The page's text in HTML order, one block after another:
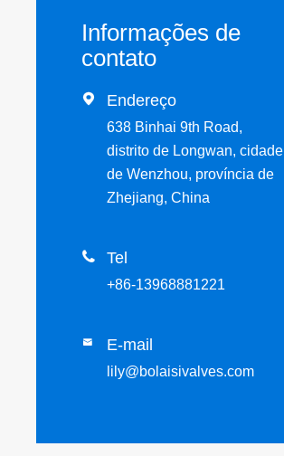
Informações de
contato
 Endereço
638 Binhai 9th Road,
distrito de Longwan, cidade
de Wenzhou, província de
Zhejiang, China
 Tel
+86-13968881221
 E-mail
lily@bolaisivalves.com